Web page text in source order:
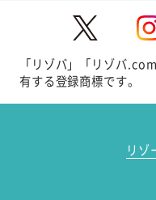
「リゾバ」「リゾバ
有する登録商標です。
リゾ